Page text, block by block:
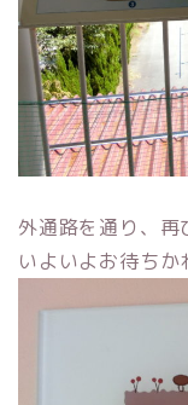
外通路を通り、再
いよいよお待ちか